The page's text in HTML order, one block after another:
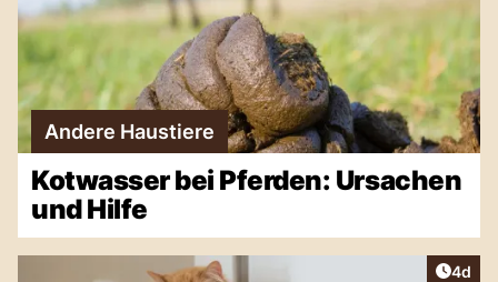
Andere Haustiere
Kotwasser bei Pferden: Ursachen
und Hilfe
4d